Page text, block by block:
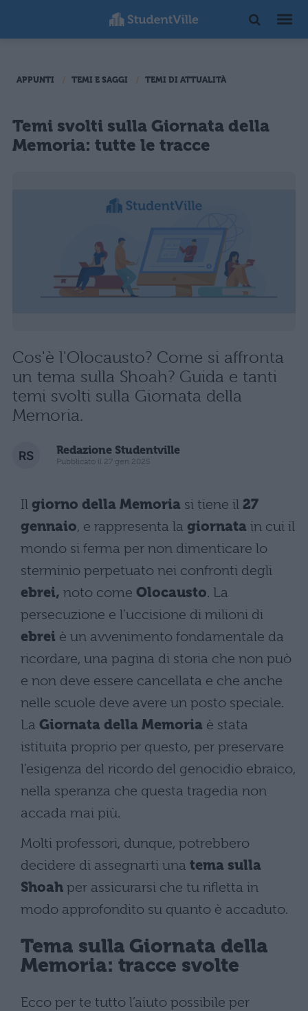
APPUNTI TEMI E SAGGI TEMI DI ATTUALITÀ
Temi svolti sulla Giornata della
Memoria: tutte le tracce
Cos'è l'Olocausto? Come si affronta
un tema sulla Shoah? Guida e tanti
temi svolti sulla Giornata della
Memoria.
Redazione Studentville
Pubblicato il 27 gen 2025
Il giorno della Memoria si tiene il 27
gennaio, e rappresenta la giornata in cui il
mondo si ferma per non dimenticare lo
sterminio perpetuato nei confronti degli
ebrei, noto come Olocausto. La
persecuzione e l’uccisione di milioni di
ebrei è un avvenimento fondamentale da
ricordare, una pagina di storia che non può
e non deve essere cancellata e che anche
nelle scuole deve avere un posto speciale.
La Giornata della Memoria è stata
istituita proprio per questo, per preservare
l’esigenza del ricordo del genocidio ebraico,
nella speranza che questa tragedia non
accada mai più.
Molti professori, dunque, potrebbero
decidere di assegnarti una tema sulla
Shoah per assicurarsi che tu rifletta in
modo approfondito su quanto è accaduto.
Tema sulla Giornata della
Memoria: tracce svolte
Ecco per te tutto l’aiuto possibile per